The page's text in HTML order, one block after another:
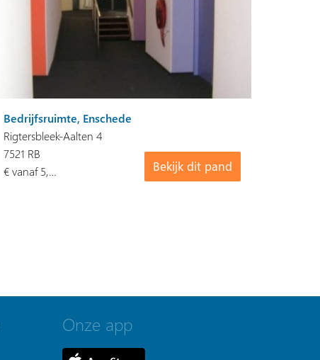
Bedrijfsruimte, Enschede
Rigtersbleek-Aalten 4
Bekijk dit pand
7521 RB
€ vanaf 5,…
Onze app